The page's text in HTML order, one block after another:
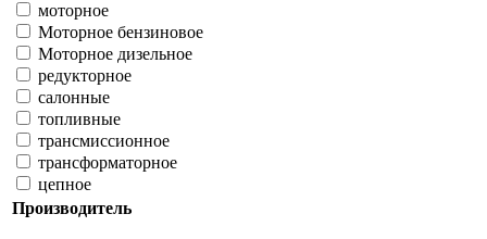
моторное
Моторное бензиновое
Моторное дизельное
редукторное
салонные
топливные
трансмиссионное
трансформаторное
цепное
Производитель